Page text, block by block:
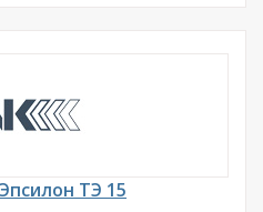
ТЭ 15